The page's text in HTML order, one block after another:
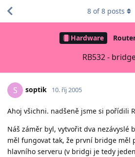
Hardware
RB532 -
8 of8 posts
S soptik 10. říj 2005
Ahoj všichni. nadšeně jsme si pořídili
Náš záměr byl, vytvořit dva nezávyslé
měl fungovat tak, že první bridge měl
hlavního serveru (v bridgi je tedy